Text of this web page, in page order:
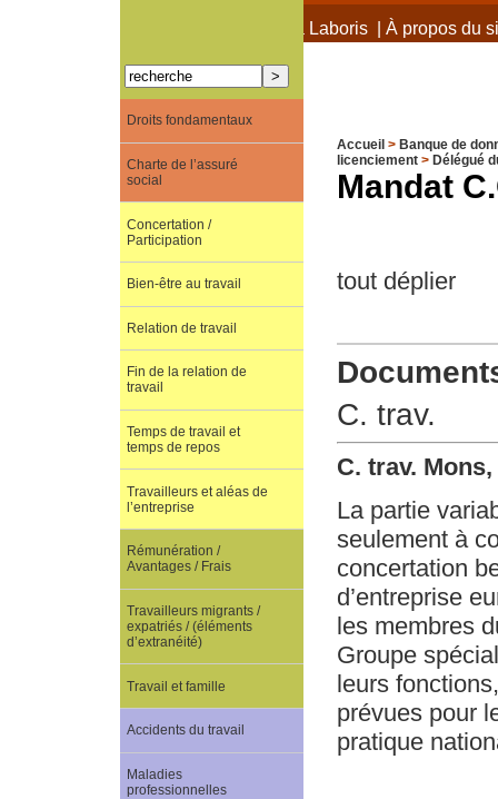
À propos de Terra Laboris| À propos du
Accueil > Banque de
licenciement> Délégué
Mandat
tout déplier
C. trav.
C. trav.
La partie
seulement à
concertation
d’entreprise
les membres
Groupe
leurs
prévues pour
pratique
Droits fondamentaux
Charte de l’assuré
social
Concertation /
Participation
Bien-être au travail
Relation de travail
Fin de la relation de
travail
Temps de travail et
temps de repos
Travailleurs et aléas de
l’entreprise
Rémunération /
Avantages / Frais
Travailleurs migrants /
expatriés / (éléments
d’extranéité)
Travail et famille
Accidents du travail
Maladies
professionnelles